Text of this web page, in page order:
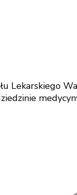
Lekarskiego